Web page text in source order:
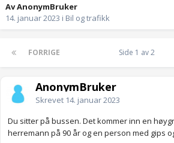
Av AnonymBruker
14. januar 2023 i Bil og trafikk
FORRIGE Side 1 av 2
AnonymBruker
Skrevet 14. januar 2023
Du sitter på bussen. Det kommer inn en
herremann på 90 år og en person med gips